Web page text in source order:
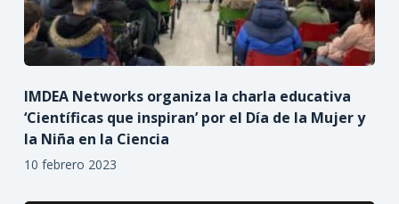
IMDEA Networks organiza la charla educativa
‘Científicas que inspiran’ por el Día de la Mujer y
la Niña en la Ciencia
10 febrero 2023